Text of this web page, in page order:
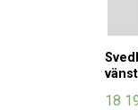
18